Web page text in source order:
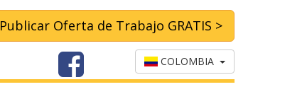
Publicar Oferta de Trabajo GRATIS >
COLOMBIA